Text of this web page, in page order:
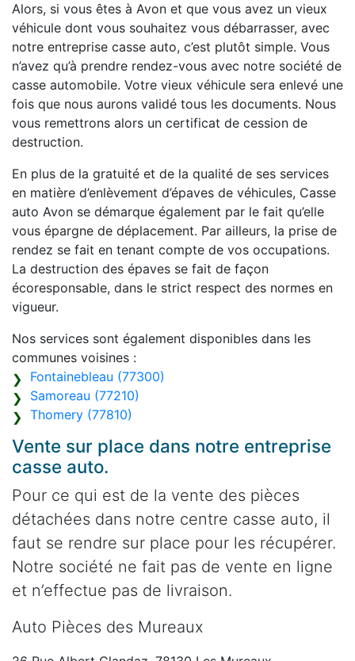
Alors, si vous êtes à Avon et que vous avez un vieux
véhicule dont vous souhaitez vous débarrasser, avec
notre entreprise casse auto, c’est plutôt simple. Vous
n’avez qu’à prendre rendez-vous avec notre société de
casse automobile. Votre vieux véhicule sera enlevé une
fois que nous aurons validé tous les documents. Nous
vous remettrons alors un certificat de cession de
destruction.
En plus de la gratuité et de la qualité de ses services
en matière d’enlèvement d’épaves de véhicules, Casse
auto Avon se démarque également par le fait qu’elle
vous épargne de déplacement. Par ailleurs, la prise de
rendez se fait en tenant compte de vos occupations.
La destruction des épaves se fait de façon
écoresponsable, dans le strict respect des normes en
vigueur.
Nos services sont également disponibles dans les
communes voisines :
Fontainebleau (77300)
Samoreau (77210)
Thomery (77810)
Vente sur place dans notre entreprise
casse auto.
Pour ce qui est de la vente des pièces
détachées dans notre centre casse auto, il
faut se rendre sur place pour les récupérer.
Notre société ne fait pas de vente en ligne
et n’effectue pas de livraison.
Auto Pièces des Mureaux